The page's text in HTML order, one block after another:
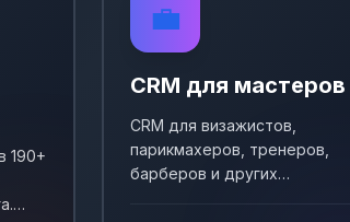
190+
💼
CRM для мастеров
CRM для визажистов,
парикмахеров, тренеров,
барберов и других